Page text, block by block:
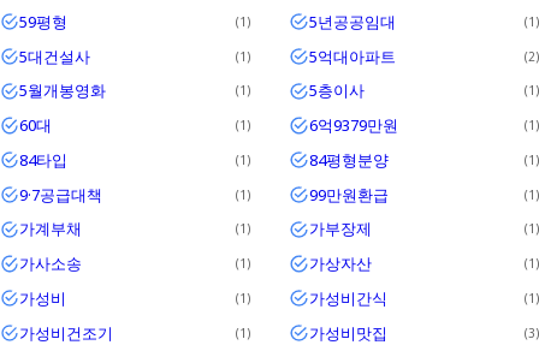
59평형 1 5년공공임대 1
5대건설사 1 5억대아파트 2
5월개봉영화 1 5층이사 1
60대 1 6억9379만원 1
84타입 1 84평형분양 1
9·7공급대책 1 99만원환급 1
가계부채 1 가부장제 1
가사소송 1 가상자산 1
가성비 1 가성비간식 1
가성비건조기 1 가성비맛집 3